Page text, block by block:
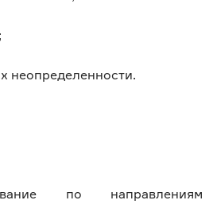
неопределенности.
по направлениям